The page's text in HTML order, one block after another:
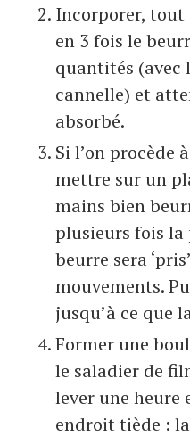
Incorporer,
en 3 fois le
quantités (avec
cannelle) et
absorbé.
Si l’on procède
mettre sur un
mains bien
plusieurs fois la
beurre sera
mouvements.
jusqu’à ce que
Former une
le saladier de
lever une heure
endroit tiède :